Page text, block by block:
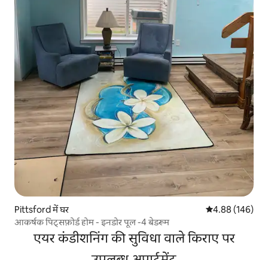
Pittsford में घर औसत रेटिंग 5 में से
4.88 (146)
आकर्षक पिट्सफ़ोर्ड होम - इनडोर पूल -4 बेडरूम
एयर कंडीशनिंग की सुविधा वाले किराए पर